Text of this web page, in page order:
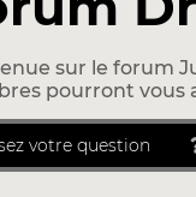
sur le forum
pourront vous
votre question